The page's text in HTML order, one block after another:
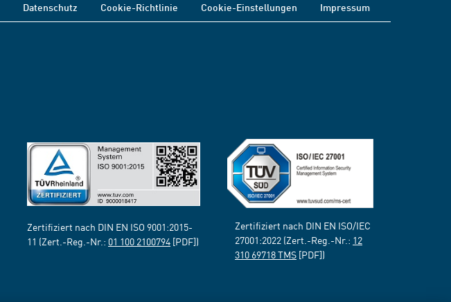
Datenschutz Cookie-Richtlinie Cookie-Einstellungen Impressum
Zertifiziert nach DIN EN ISO 9001:2015-
11 (Zert.-Reg.-Nr.: 01 100 2100794 [PDF])
Zertifiziert nach DIN EN ISO/IEC
27001:2022 (Zert.-Reg.-Nr.: 12
310 69718 TMS [PDF])